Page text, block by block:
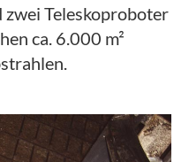
Teleskoproboter
ca. 6.000 m²